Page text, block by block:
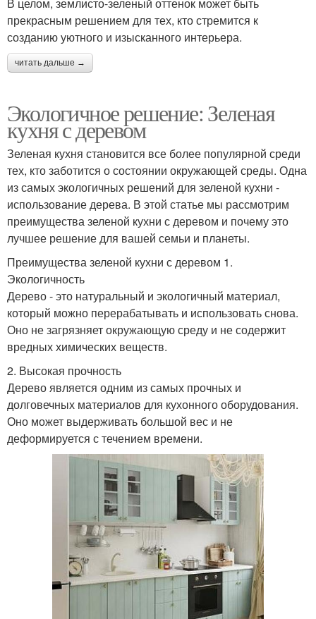
прекрасным решением для тех, кто стремится к
созданию уютного и изысканного интерьера.
читать дальше →
Экологичное решение: Зеленая
кухня с деревом
Зеленая кухня становится все более популярной среди
тех, кто заботится о состоянии окружающей среды. Одна
из самых экологичных решений для зеленой кухни -
использование дерева. В этой статье мы рассмотрим
преимущества зеленой кухни с деревом и почему это
лучшее решение для вашей семьи и планеты.
Преимущества зеленой кухни с деревом 1.
Экологичность
Дерево - это натуральный и экологичный материал,
который можно перерабатывать и использовать снова.
Оно не загрязняет окружающую среду и не содержит
вредных химических веществ.
2. Высокая прочность
Дерево является одним из самых прочных и
долговечных материалов для кухонного оборудования.
Оно может выдерживать большой вес и не
деформируется с течением времени.